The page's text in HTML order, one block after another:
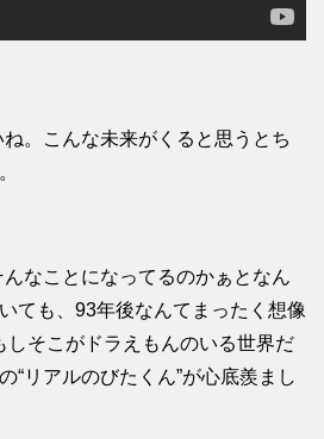
。こんな未来がくると思うとち
なことになってるのかぁとなん
ても、93年後なんてまったく想像
しそこがドラえもんのいる世界だ
“リアルのびたくん”が心底羨まし